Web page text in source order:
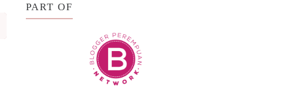
PART OF